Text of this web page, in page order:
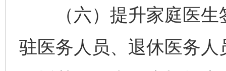
（六）提升家庭医生
驻医务人员、退休医务